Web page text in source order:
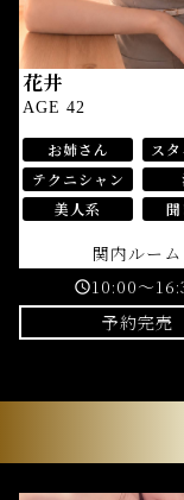
花井
AGE 42
お姉さん
ス
テクニシャン
美人系
関内ルーム
schedule10:00～
予約完売